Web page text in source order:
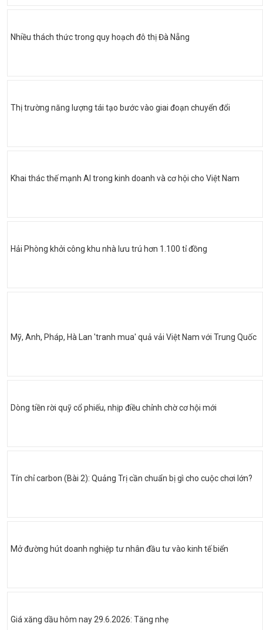
Nhiều thách thức trong quy hoạch đô thị Đà Nẵng
Thị trường năng lượng tái tạo bước vào giai đoạn chuyển đổi
Khai thác thế mạnh AI trong kinh doanh và cơ hội cho Việt Nam
Hải Phòng khởi công khu nhà lưu trú hơn 1.100 tỉ đồng
Mỹ, Anh, Pháp, Hà Lan 'tranh mua' quả vải Việt Nam với Trung Quốc
Dòng tiền rời quỹ cổ phiếu, nhịp điều chỉnh chờ cơ hội mới
Tín chỉ carbon (Bài 2): Quảng Trị cần chuẩn bị gì cho cuộc chơi lớn?
Mở đường hút doanh nghiệp tư nhân đầu tư vào kinh tế biển
Giá xăng dầu hôm nay 29.6.2026: Tăng nhẹ